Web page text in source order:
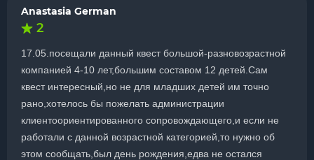
Anastasia German
2
17.05.посещали данный квест большой-разновозрастной
компанией 4-10 лет,большим составом 12 детей.Сам
квест интересный,но не для младших детей им точно
рано,хотелось бы пожелать администрации
клиентоориентированного сопровождающего,и если не
работали с данной возрастной категорией,то нужно об
этом сообщать,был день рождения,едва не остался